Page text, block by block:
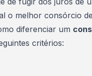
o melhor consórcio
diferenciar um
critérios: